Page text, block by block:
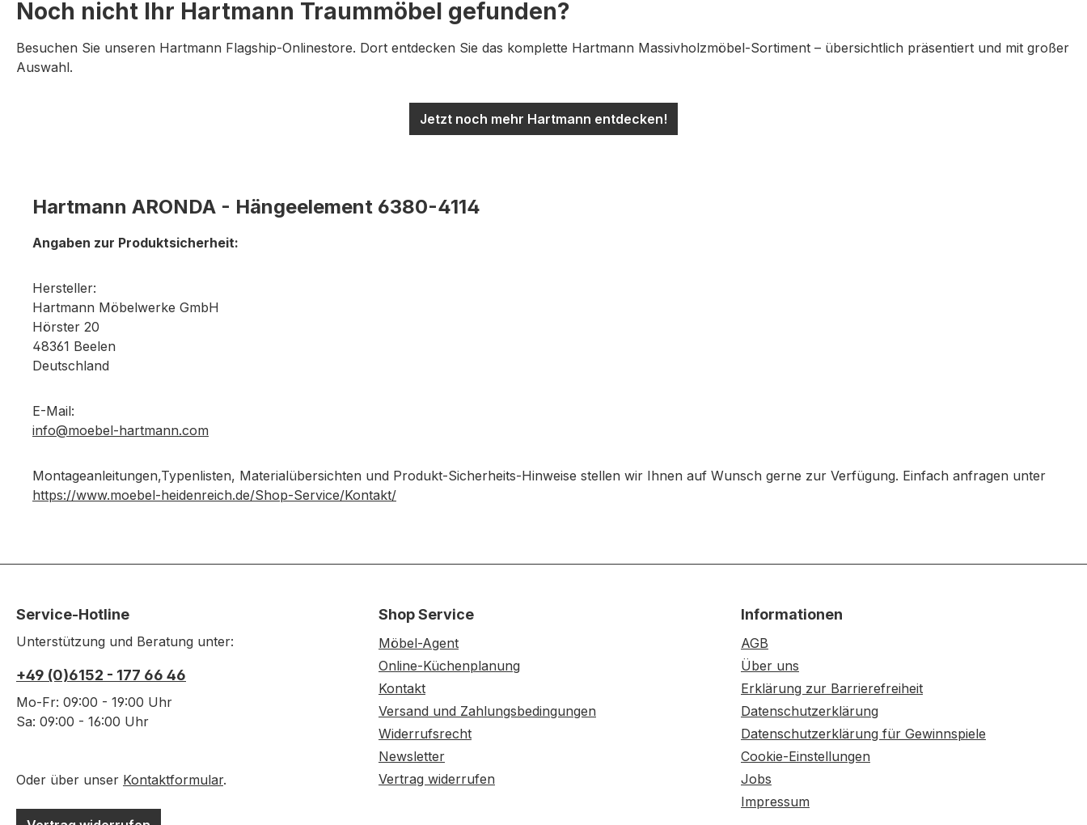
Noch nicht Ihr Hartmann Traummöbel gefunden?
Besuchen Sie unseren Hartmann Flagship-Onlinestore. Dort entdecken Sie das komplette Hartmann Massivholzmöbel-Sortiment – übersichtlich präsentiert und mit großer
Auswahl.
Jetzt noch mehr Hartmann entdecken!
Hartmann ARONDA - Hängeelement 6380-4114
Angaben zur Produktsicherheit:
Hersteller:
Hartmann Möbelwerke GmbH
Hörster 20
48361 Beelen
Deutschland
E-Mail:
info@moebel-hartmann.com
Montageanleitungen,Typenlisten, Materialübersichten und Produkt-Sicherheits-Hinweise stellen wir Ihnen auf Wunsch gerne zur Verfügung. Einfach anfragen unter
https://www.moebel-heidenreich.de/Shop-Service/Kontakt/
Service-Hotline
Unterstützung und Beratung unter:
+49 (0)6152 - 177 66 46
Mo-Fr: 09:00 - 19:00 Uhr
Sa: 09:00 - 16:00 Uhr
Oder über unser Kontaktformular.
Shop Service
Möbel-Agent
Online-Küchenplanung
Kontakt
Versand und Zahlungsbedingungen
Widerrufsrecht
Newsletter
Vertrag widerrufen
Informationen
AGB
Über uns
Erklärung zur Barrierefreiheit
Datenschutzerklärung
Datenschutzerklärung für Gewinnspiele
Cookie-Einstellungen
Jobs
Impressum